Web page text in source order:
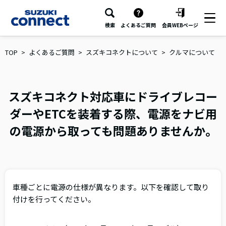
検索 よくあるご質問 会員WEBページ
TOP よくあるご質問 スズキコネクトについて クルマについて
スズキコネクト対応車にドライブレコー
ダーやETCを装着する際、電源をナビ用
の電源から取っても問題ありませんか。
車種ごとに電源の仕様が異なります。以下を確認して取り
付けを行ってください。